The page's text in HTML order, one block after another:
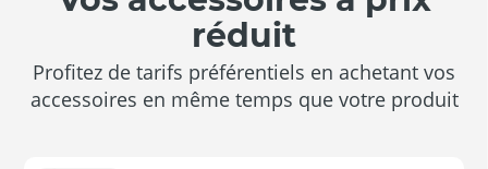
réduit
Profitez de tarifs préférentiels en achetant vos
accessoires en même temps que votre produit